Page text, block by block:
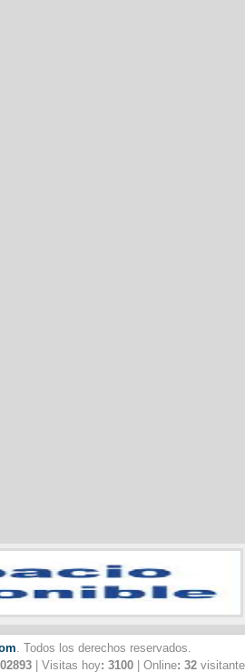
. Todos los derechos reservados.
| Visitas hoy: 3100 | Online: 32